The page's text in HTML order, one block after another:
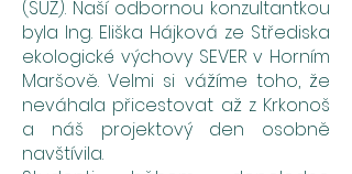
(ŠUŽ). Naší odbornou konzultantkou
byla Ing. Eliška Hájková ze Střediska
ekologické výchovy SEVER v Horním
Maršově. Velmi si vážíme toho, že
neváhala přicestovat až z Krkonoš
a náš projektový den osobně
navštívila.